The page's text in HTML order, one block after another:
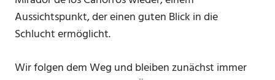
Aussichtspunkt, der einen guten Blick in die
Schlucht ermöglicht.
Wir folgen dem Weg und bleiben zunächst immer